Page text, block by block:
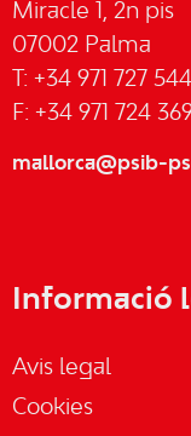
Miracle 1, 2n pis
07002 Palma
T: +34 971 727 544
F: +34 971 724
mallorca@psib-
Informació
Avis legal
Cookies